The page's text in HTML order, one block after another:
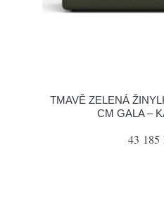
TMAVĚ ZELENÁ
CM GALA –
43 185